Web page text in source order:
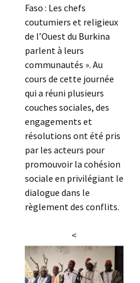
Faso : Les chefs
coutumiers et religieux
de l’Ouest du Burkina
parlent à leurs
communautés ». Au
cours de cette journée
qui a réuni plusieurs
couches sociales, des
engagements et
résolutions ont été pris
par les acteurs pour
promouvoir la cohésion
sociale en privilégiant le
dialogue dans le
règlement des conflits.
<